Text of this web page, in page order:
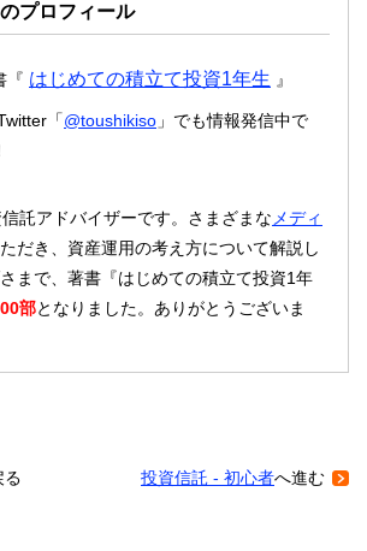
プロフィール
『 はじめての積立て投資1年生 』
「@toushikiso 」でも情報発信中で
託アドバイザーです。さまざまな メディ
だき、資産運用の考え方について解説し
まで、著書『はじめての積立て投資1年
部となりました。ありがとうございま
る 投資信託 - 初心者へ進む